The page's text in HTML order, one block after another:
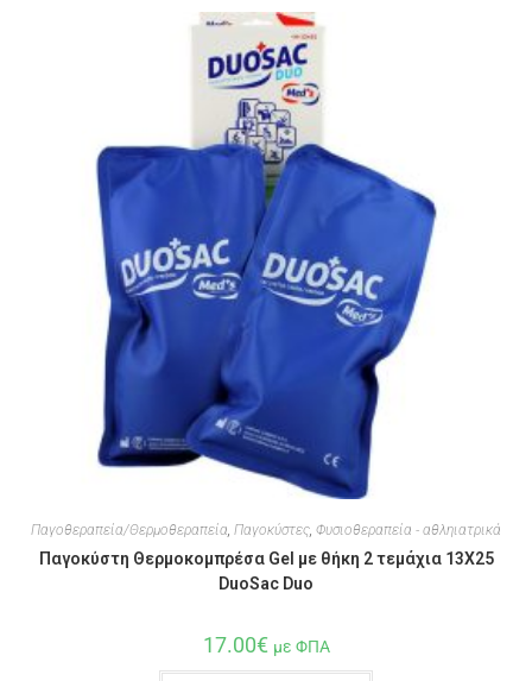
Παγοθεραπεία/Θερμοθεραπεία, Παγοκύστες, Φυσιοθεραπεία - αθληιατρικά
Παγοκύστη Θερμοκομπρέσα Gel με θήκη 2 τεμάχια 13X25
DuoSac Duo
17.00€ με ΦΠΑ